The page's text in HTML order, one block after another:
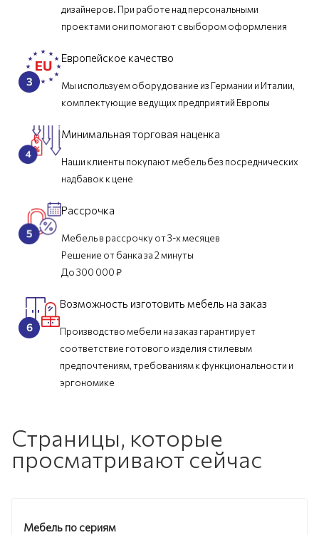
дизайнеров. При работе над персональными
проектами они помогают с выбором оформления
Европейское качество
Мы используем оборудование из Германии и Италии,
комплектующие ведущих предприятий Европы
Минимальная торговая наценка
Наши клиенты покупают мебель без посреднических
надбавок к цене
Рассрочка
Мебель в рассрочку от 3-х месяцев
Решение от банка за 2 минуты
До 300 000 ₽
Возможность изготовить мебель на заказ
Производство мебели на заказ гарантирует
соответствие готового изделия стилевым
предпочтениям, требованиям к функциональности и
эргономике
Страницы, которые
просматривают сейчас
Мебель по сериям